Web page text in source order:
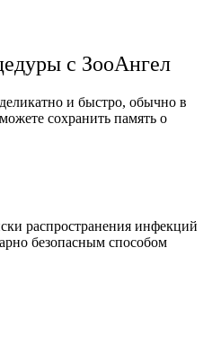
с ЗооАнгел
и быстро, обычно в
сохранить память о
распространения инфекций
безопасным способом